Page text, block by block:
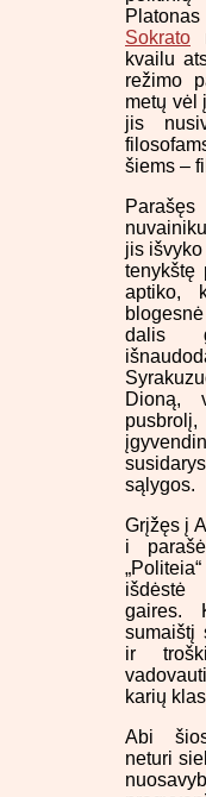
Sokrato
kvailu
režimo
metų vėl
jis
šiems –
jis
tenykštę
aptiko,
dalis
Dioną,
sąlygos.
Grįžęs į
i
gaires.
sumaištį
ir
karių
Abi
neturi